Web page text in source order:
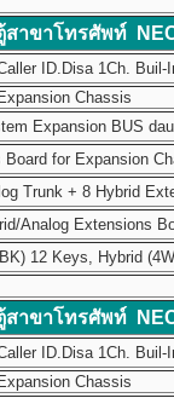
สาขาโทรศัพท์
ID.Disa 1Ch.
Chassis
Expansion BUS
Board for Expansion
Trunk + 8 Hybrid
Analog Extensions
12 Keys, Hybrid
สาขาโทรศัพท์
ID.Disa 1Ch.
Chassis